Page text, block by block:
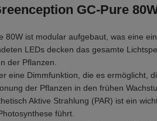
GC-Pure
80W ist modular aufgebaut, was eine
LEDs decken das gesamte
der Pflanzen.
eine Dimmfunktion, die es ermöglicht,
der Pflanzen in den frühen
Aktive Strahlung (PAR) ist ein
führt.